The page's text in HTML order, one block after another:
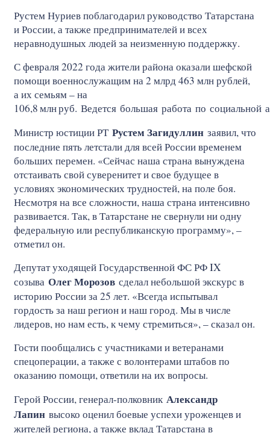
Рустем Нуриев поблагодарил руководство Татарстана
и России, а также предпринимателей и всех
неравнодушных людей за неизменную поддержку.
С февраля 2022 года жители района оказали шефской
помощи военнослужащим на 2 млрд 463 млн рублей,
а их семьям – на
106,8млнруб. Ведется большая работа по
Министр юстиции РТ Рустем Загидуллин заявил, что
последние пять летстали для всей России временем
больших перемен. «Сейчас наша страна вынуждена
отстаивать свой суверенитет и свое будущее в
условиях экономических трудностей, на поле боя.
Несмотря на все сложности, наша страна интенсивно
развивается. Так, в Татарстане не свернули ни одну
федеральную или республиканскую программу», –
отметил он.
Депутат уходящей Государственной ФС РФ IX
созыва Олег Морозов сделал небольшой экскурс в
историю России за 25 лет. «Всегда испытывал
гордость за наш регион и наш город. Мы в числе
лидеров, но нам есть, к чему стремиться», – сказал он.
Гости пообщались с участниками и ветеранами
спецоперации, а также с волонтерами штабов по
оказанию помощи, ответили на их вопросы.
Герой России, генерал-полковник Александр
Лапин высоко оценил боевые успехи уроженцев и
жителей региона, а также вклад Татарстана в